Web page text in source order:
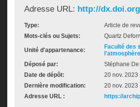
Adresse URL: http://
Type:
Article de
Mots-clés ou Sujets:
Quartz
Unité d'appartenance:
Faculté des
l'atmosphère
Déposé par:
Stéphane
Date de dépôt:
20 nov. 2023
Dernière modification:
20 nov. 2023
Adresse URL :
https://